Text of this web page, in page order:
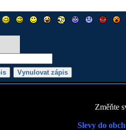
Změňte
Slevy do